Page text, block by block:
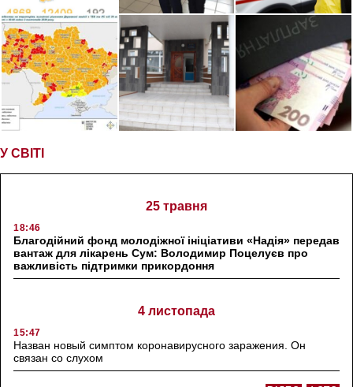
У СВІТІ
25 травня
18:46
Благодійний фонд молодіжної ініціативи «Надія» передав
вантаж для лікарень Сум: Володимир Поцелуєв про
важливість підтримки прикордоння
4 листопада
15:47
Назван новый симптом коронавирусного заражения. Он
связан со слухом